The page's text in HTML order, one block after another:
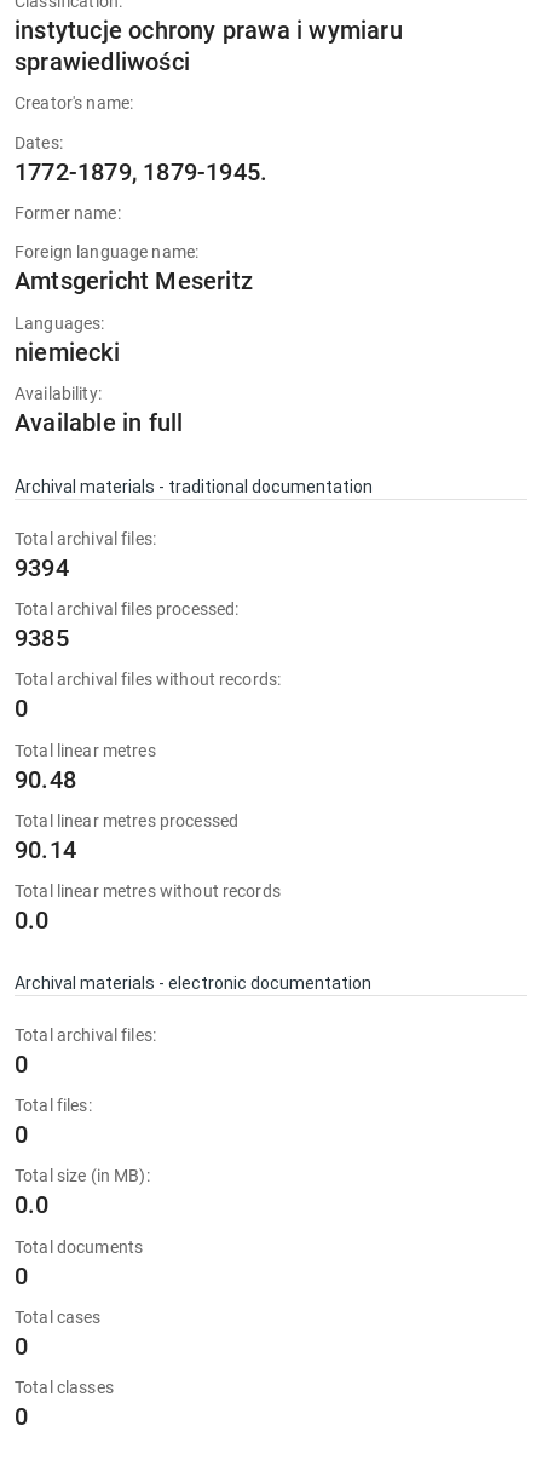
instytucje ochrony prawa i wymiaru
sprawiedliwości
Creator's name:
Dates:
1772-1879, 1879-1945.
Former name:
Foreign language name:
Amtsgericht Meseritz
Languages:
niemiecki
Availability:
Available in full
Archival materials - traditional documentation
Total archival files:
9394
Total archival files processed:
9385
Total archival files without records:
0
Total linear metres
90.48
Total linear metres processed
90.14
Total linear metres without records
0.0
Archival materials - electronic documentation
Total archival files:
0
Total files:
0
Total size (in MB):
0.0
Total documents
0
Total cases
0
Total classes
0